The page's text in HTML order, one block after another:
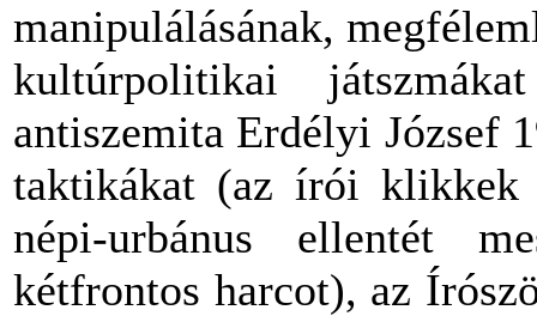
manipulálásának,
kultúrpolitikai
antiszemita Erdélyi József
taktikákat (az írói klikkek
népi-urbánus ellentét
kétfrontos harcot), az